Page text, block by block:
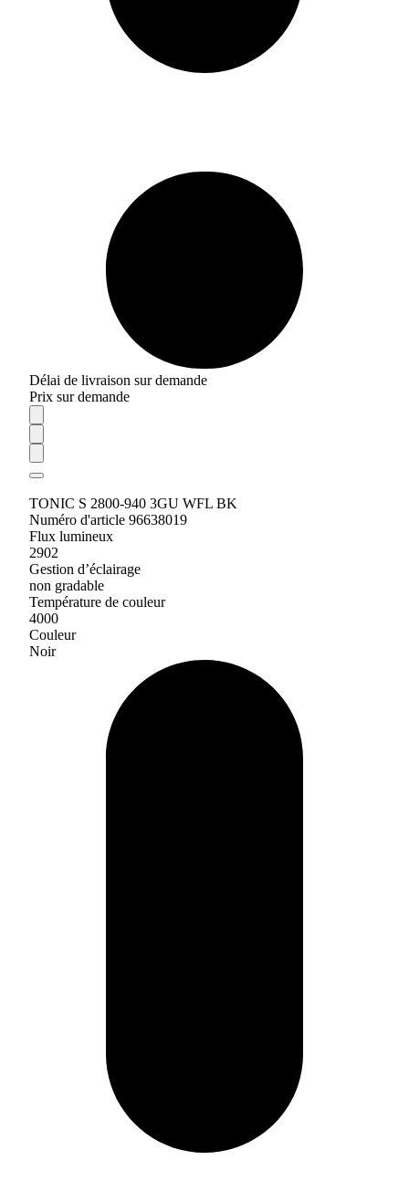
Délai de livraison sur demande
Prix sur demande
TONIC S 2800-940 3GU WFL BK
Numéro d'article 96638019
Flux lumineux
2902
Gestion d’éclairage
non gradable
Température de couleur
4000
Couleur
Noir